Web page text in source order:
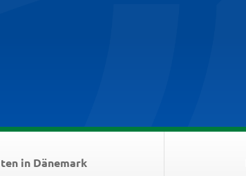
in Dänemark